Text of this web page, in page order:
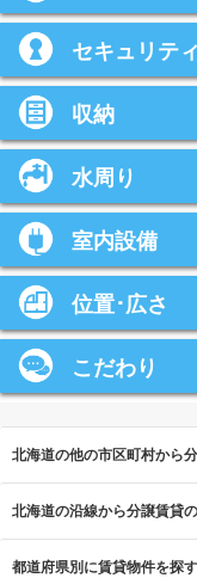
セキュリティ
収納
水周り
室内設備
位置･広さ
こだわり
北海道の他の市区町村から
北海道の沿線から分譲賃貸
都道府県別に賃貸物件を探す